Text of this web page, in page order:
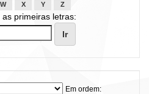
W X Y Z
primeiras letras:
Em ordem: